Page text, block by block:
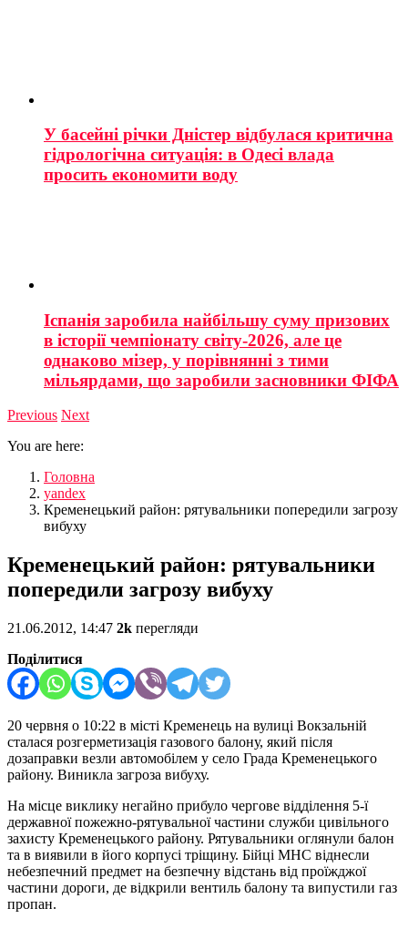
У басейні річки Дністер відбулася критична
гідрологічна ситуація: в Одесі влада
просить економити воду
Іспанія заробила найбільшу суму призових
в історії чемпіонату світу-2026, але це
однаково мізер, у порівнянні з тими
мільярдами, що заробили засновники ФІФА
Previous Next
You are here:
Головна
yandex
Кременецький район: рятувальники попередили загрозу
вибуху
Кременецький район: рятувальники
попередили загрозу вибуху
21.06.2012, 14:47 2k перегляди
Поділитися
20 червня о 10:22 в місті Кременець на вулиці Вокзальній
сталася розгерметизація газового балону, який після
дозаправки везли автомобілем у село Града Кременецького
району. Виникла загроза вибуху.
На місце виклику негайно прибуло чергове відділення 5-ї
державної пожежно-рятувальної частини служби цивільного
захисту Кременецького району. Рятувальники оглянули балон
та в виявили в його корпусі тріщину. Бійці МНС віднесли
небезпечний предмет на безпечну відстань від проїжджої
частини дороги, де відкрили вентиль балону та випустили газ
пропан.